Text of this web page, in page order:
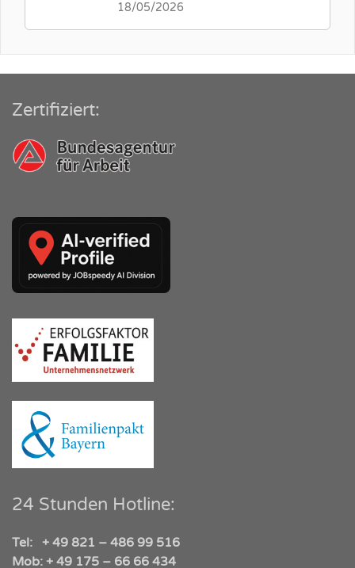
18/05/2026
Zertifiziert:
24 Stunden Hotline:
Tel: + 49 821 – 486 99 516
Mob: + 49 175 – 66 66 434